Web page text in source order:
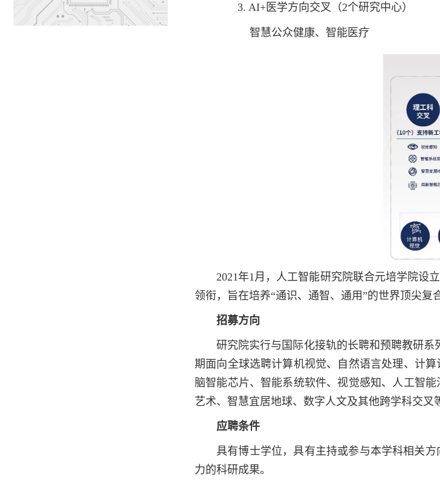
3. AI+医学方向交叉（2个研究中心）
智慧公众健康、智能医疗
2021年1月，人工智能研究院联合元培学院设
领衔，旨在培养“通识、通智、通用”的世界顶尖复
招募方向
研究院实行与国际化接轨的长聘和预聘教研系
期面向全球选聘计算机视觉、自然语言处理、计
脑智能芯片、智能系统软件、视觉感知、人工智
艺术、智慧宜居地球、数字人文及其他跨学科交叉
应聘条件
具有博士学位，具有主持或参与本学科相关
力的科研成果。